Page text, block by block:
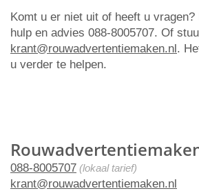
088-8005707 (lokaal tarief)
krant@rouwadvertentiemaken.nl
Komt u er niet uit of heeft u
hulp en advies 088-8005707. Of
krant@rouwadvertentiemaken.nl.
u verder te helpen.